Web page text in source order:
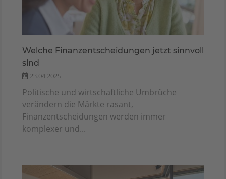
Welche Finanzentscheidungen jetzt sinnvoll
sind
23.04.2025
Politische und wirtschaftliche Umbrüche
verändern die Märkte rasant,
Finanzentscheidungen werden immer
komplexer und...